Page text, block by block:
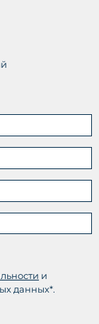
и
данных*.